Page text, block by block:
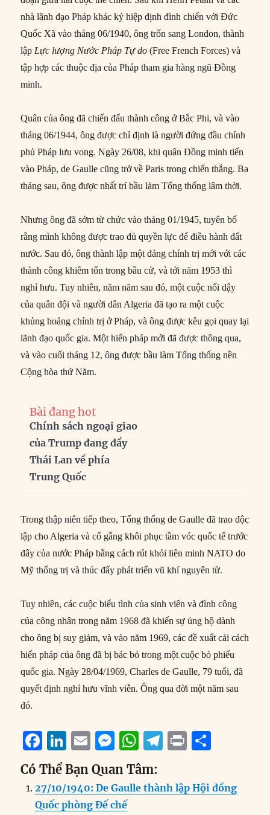
nhà lãnh đạo Pháp khác ký hiệp định đình chiến với Đức
Quốc Xã vào tháng 06/1940, ông trốn sang London, thành
lậpLực lượng Nước Pháp Tự do (Free French Forces) và
tập hợp các thuộc địa của Pháp tham gia hàng ngũ Đồng
minh.
Quân của ông đã chiến đấu thành công ở Bắc Phi, và vào
tháng 06/1944, ông được chỉ định là người đứng đầu chính
phủ Pháp lưu vong. Ngày 26/08, khi quân Đồng minh tiến
vào Pháp, de Gaulle cũng trở về Paris trong chiến thắng. Ba
tháng sau, ông được nhất trí bầu làm Tổng thống lâm thời.
Nhưng ông đã sớm từ chức vào tháng 01/1945, tuyên bố
rằng mình không được trao đủ quyền lực để điều hành đất
nước. Sau đó, ông thành lập một đảng chính trị mới với các
thành công khiêm tốn trong bầu cử, và tới năm 1953 thì
nghỉ hưu. Tuy nhiên, năm năm sau đó, một cuộc nổi dậy
của quân đội và người dân Algeria đã tạo ra một cuộc
khủng hoảng chính trị ở Pháp, và ông được kêu gọi quay lại
lãnh đạo quốc gia. Một hiến pháp mới đã được thông qua,
và vào cuối tháng 12, ông được bầu làm Tổng thống nền
Cộng hòa thứ Năm.
Bài đang hot
Chính sách ngoại giao
của Trump đang đẩy
Thái Lan về phía
Trung Quốc
Trong thập niên tiếp theo, Tổng thống de Gaulle đã trao độc
lập cho Algeria và cố gắng khôi phục tầm vóc quốc tế trước
đây của nước Pháp bằng cách rút khỏi liên minh NATO do
Mỹ thống trị và thúc đẩy phát triển vũ khí nguyên tử.
Tuy nhiên, các cuộc biểu tình của sinh viên và đình công
của công nhân trong năm 1968 đã khiến sự ủng hộ dành
cho ông bị suy giảm, và vào năm 1969, các đề xuất cải cách
hiến pháp của ông đã bị bác bỏ trong một cuộc bỏ phiếu
quốc gia. Ngày 28/04/1969, Charles de Gaulle, 79 tuổi, đã
quyết định nghỉ hưu vĩnh viễn. Ông qua đời một năm sau
đó.
F
a
c
e
Li
n
k
e
E
m
ai
l
M
e
ss
e
W
h
at
s
T
e
g
P
n
t
a
re
Có Thể Bạn Quan Tâm:
27/10/1940: De Gaulle thành lập Hội đồng
Quốc phòng Đế chế